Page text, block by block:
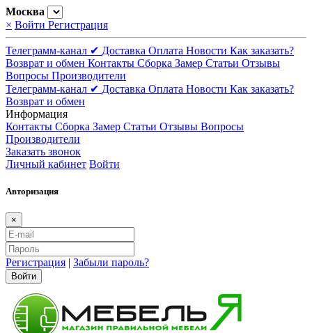
Москва
× Войти Регистрация
Телеграмм-канал ✔ Доставка Оплата Новости Как заказать?
Возврат и обмен Контакты Сборка Замер Статьи Отзывы
Вопросы Производители
Телеграмм-канал ✔ Доставка Оплата Новости Как заказать?
Возврат и обмен
Информация
Контакты Сборка Замер Статьи Отзывы Вопросы
Производители
Заказать звонок
Личный кабинет Войти
Авторизация
×
Регистрация | Забыли пароль?
Войти